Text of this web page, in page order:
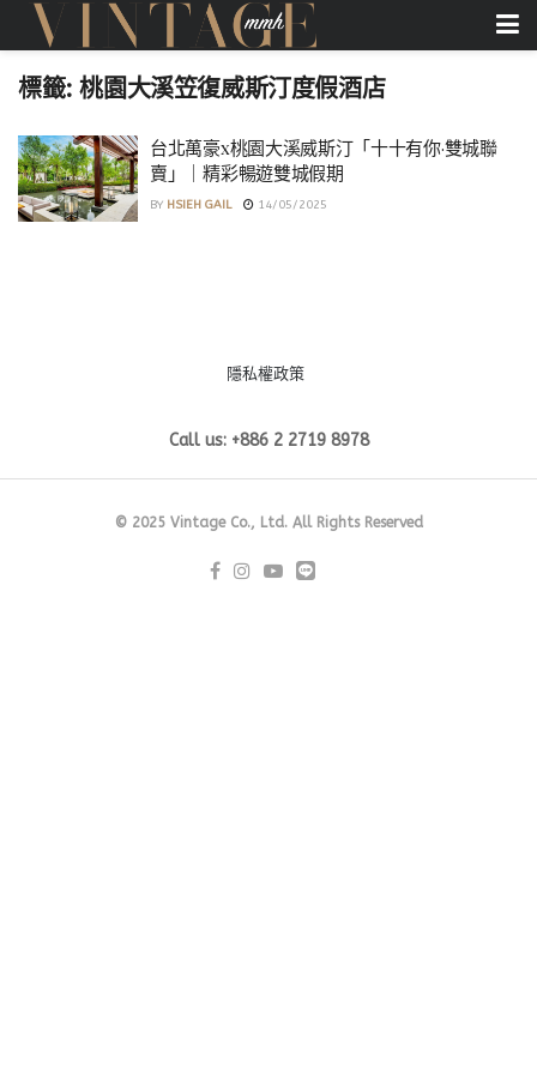
標籤:桃園大溪笠復威斯汀度假酒店
台北萬豪x桃園大溪威斯汀「十十有你·雙城聯
賣」｜精彩暢遊雙城假期
BY HSIEH GAIL 14/05/2025
隱私權政策
Call us: +886 2 2719 8978
© 2025 Vintage Co., Ltd. All Rights Reserved